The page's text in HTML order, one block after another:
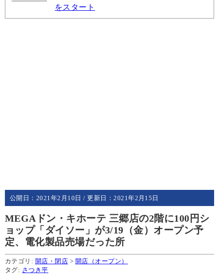
をスタート
公開日： 2021年2月10日 / 更新日：2021年2月15日
MEGAドン・キホーテ 三郷店の2階に100円シ
ョップ「ダイソー」が3/19（金）オープン予
定、電化製品売場だった所
カテゴリ: 開店・閉店 > 開店（オープン）
タグ: さつき平